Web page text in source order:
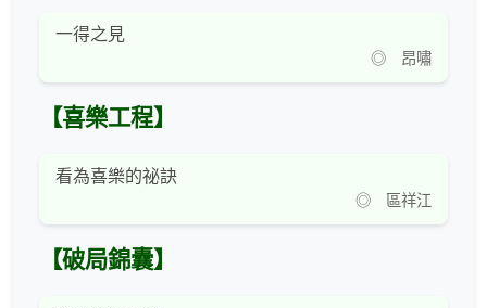
一得之見
◎ 昂嘯
【喜樂工程】
看為喜樂的祕訣
◎ 區祥江
【破局錦囊】